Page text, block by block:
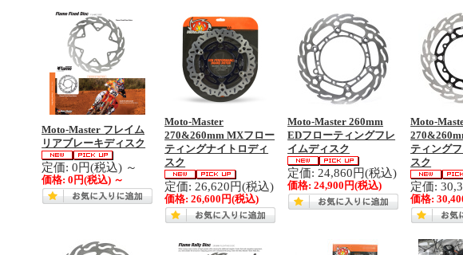
Moto-Master フレイム
リアブレーキディスク
定価: 0円(税込) ～
価格:0円(税込) ～
Moto-Master
270&260mm MXフロー
ティングナイトロディ
スク
定価: 26,620円(税込)
価格:26,600円(税込)
Moto-Master 260mm
EDフローティングフレ
イムディスク
定価: 24,860円(税込)
価格:24,900円(税込)
Moto-
ティング
スク
定価:
価格: